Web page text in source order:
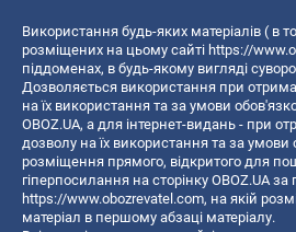
Використання будь-яких матеріалів ( в
розміщених на цьому сайті https://
піддоменах, в будь-якому вигляді
Дозволяється використання при
на їх використання та за умови
OBOZ.UA, а для інтернет-видань - при
дозволу на їх використання та за умови
розміщення прямого, відкритого для
гіперпосилання на сторінку OBOZ.UA
https://www.obozrevatel.com, на якій
матеріал в першому абзаці матеріалу.